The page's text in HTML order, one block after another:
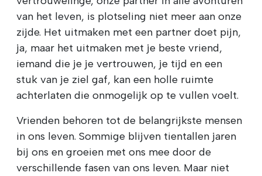
van het leven, is plotseling niet meer aan onze
zijde. Het uitmaken met een partner doet pijn,
ja, maar het uitmaken met je beste vriend,
iemand die je je vertrouwen, je tijd en een
stuk van je ziel gaf, kan een holle ruimte
achterlaten die onmogelijk op te vullen voelt.
Vrienden behoren tot de belangrijkste mensen
in ons leven. Sommige blijven tientallen jaren
bij ons en groeien met ons mee door de
verschillende fasen van ons leven. Maar niet